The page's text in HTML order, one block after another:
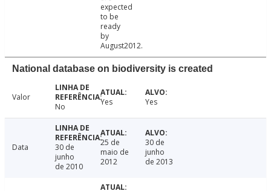
expected
to be
ready
by
August2012.
National database on biodiversity is created
Valor
No
Yes Yes
Data
30 de
junho
de 2010
25 de
maio de
2012
30 de
junho
de 2013